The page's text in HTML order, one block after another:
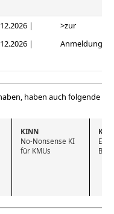
|
|
>zur
Anmeldung
haben auch folgende
KINN
No-Nonsense KI
für KMUs
KIOF
Büro